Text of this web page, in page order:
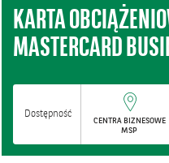
KARTA
MASTERCARD
Dostępność
CENTRA BIZNESOWE
MSP